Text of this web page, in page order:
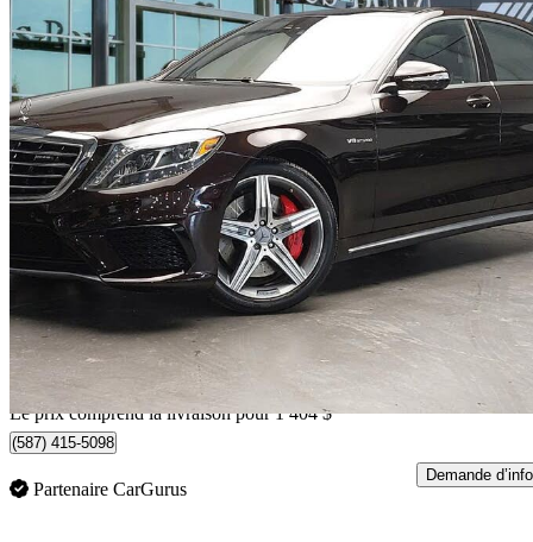
2015 Mercedes-Benz S-Class
S 63 AMG 43 509 km
Bonne
1 094 $/mois env.
Livraison à domicile de Edmonton, AB
Le prix comprend la livraison pour 1 404 $
(587) 415-5098
Partenaire CarGurus
Demande d’info